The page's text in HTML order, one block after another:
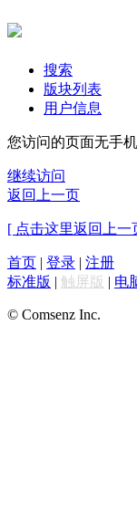
搜索
版块列表
用户信息
您访问的页面无手
继续访问
返回上一页
[ 点击这里返回上一
首页 | 登录 | 注册
标准版 | 触屏版 | 电
© Comsenz Inc.